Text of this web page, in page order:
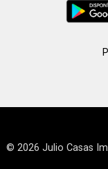
© 2026 Julio Casas